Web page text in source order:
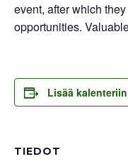
event, after which
opportunities.
Lisää kalenteriin
TIEDOT